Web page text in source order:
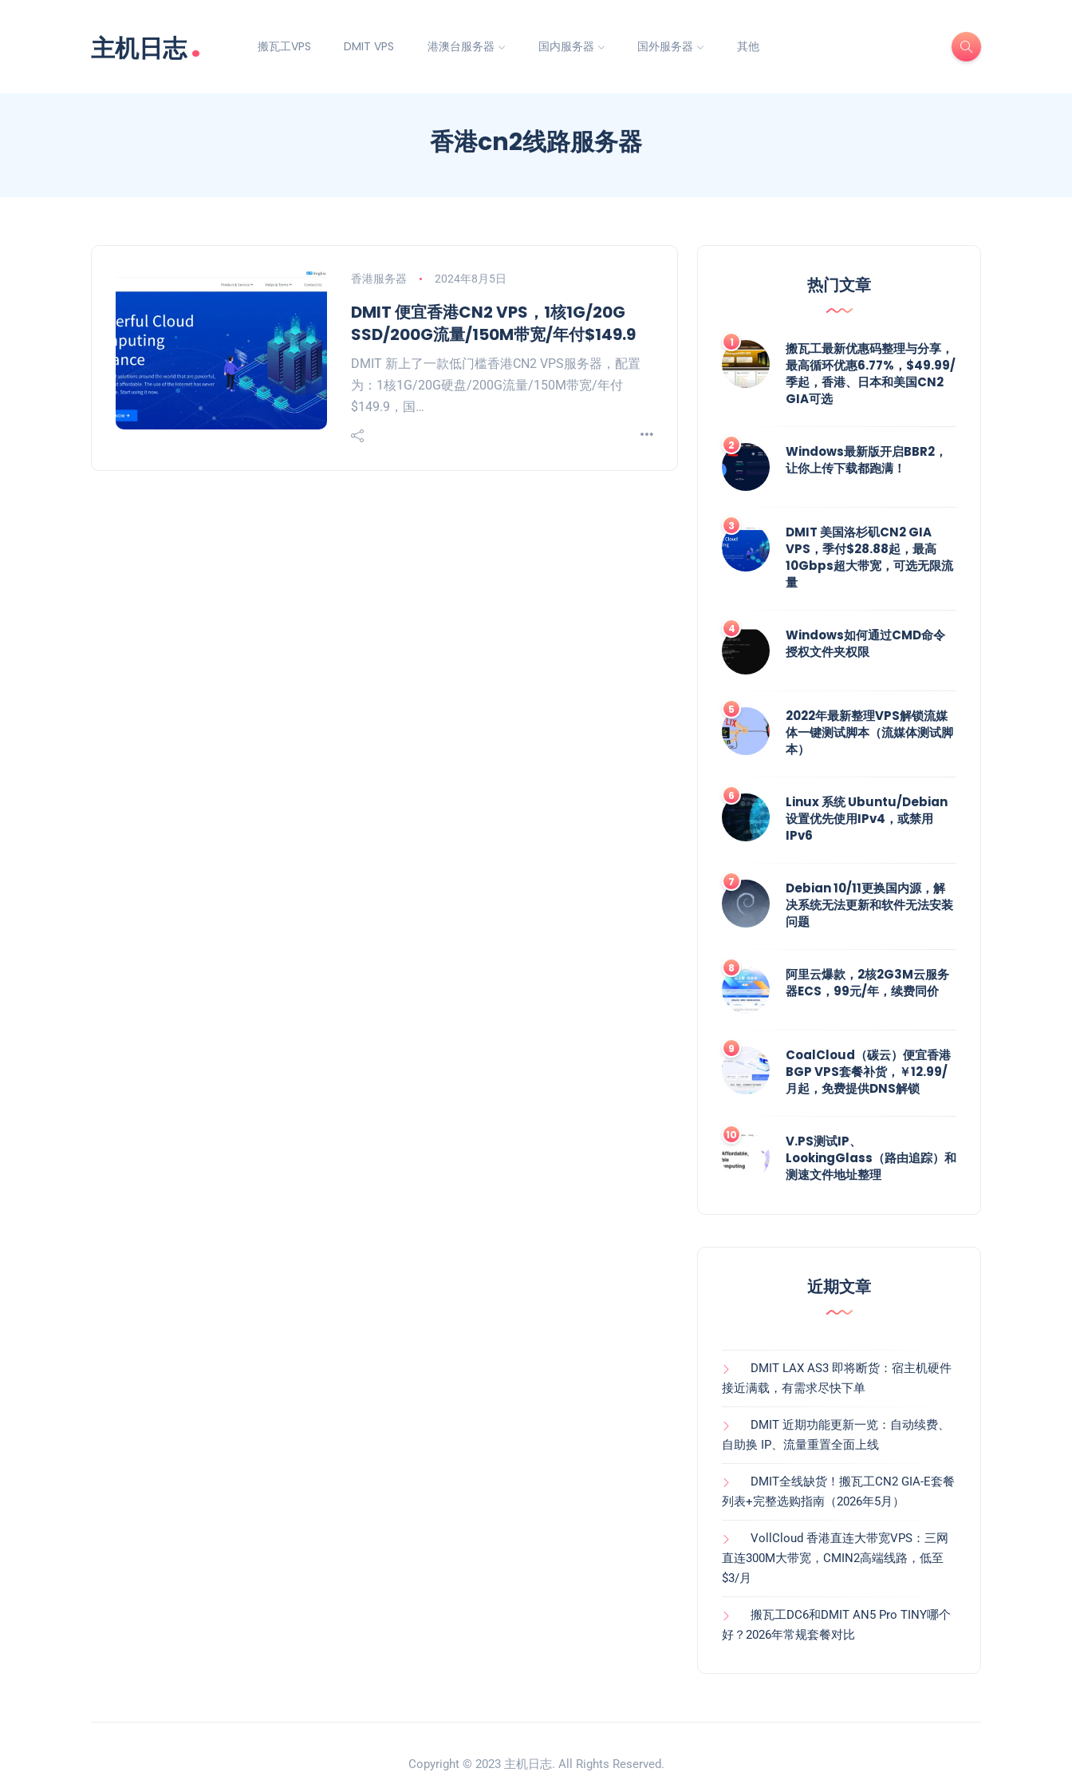
主机日志. 搬瓦工VPS DMIT VPS 港澳台服务器 国内服务器 国外服务器 其他
香港cn2线路服务器
香港服务器 2024年8月5日
DMIT 便宜香港CN2 VPS，1核1G/20G
SSD/200G流量/150M带宽/年付$149.9
DMIT 新上了一款低门槛香港CN2 VPS服务器，配置
为：1核1G/20G硬盘/200G流量/150M带宽/年付
$149.9，国…
热门文章
搬瓦工最新优惠码整理与分享，
最高循环优惠6.77%，$49.99/
季起，香港、日本和美国CN2
GIA可选
Windows最新版开启BBR2，
让你上传下载都跑满！
DMIT 美国洛杉矶CN2 GIA
VPS，季付$28.88起，最高
10Gbps超大带宽，可选无限流
量
Windows如何通过CMD命令
授权文件夹权限
2022年最新整理VPS解锁流媒
体一键测试脚本（流媒体测试脚
本）
Linux 系统 Ubuntu/Debian
设置优先使用IPv4，或禁用
IPv6
Debian 10/11更换国内源，解
决系统无法更新和软件无法安装
问题
阿里云爆款，2核2G3M云服务
器ECS，99元/年，续费同价
CoalCloud（碳云）便宜香港
BGP VPS套餐补货，￥12.99/
月起，免费提供DNS解锁
V.PS测试IP、
LookingGlass（路由追踪）和
测速文件地址整理
近期文章
DMIT LAX AS3 即将断货：宿主机硬件
接近满载，有需求尽快下单
DMIT 近期功能更新一览：自动续费、
自助换 IP、流量重置全面上线
DMIT全线缺货！搬瓦工CN2 GIA-E套餐
列表+完整选购指南（2026年5月）
VollCloud 香港直连大带宽VPS：三网
直连300M大带宽，CMIN2高端线路，低至
$3/月
搬瓦工DC6和DMIT AN5 Pro TINY哪个
好？2026年常规套餐对比
Copyright © 2023 主机日志. All Rights Reserved.